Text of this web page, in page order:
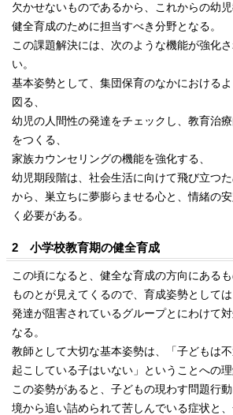
欠かせないものであるから、これからの幼
健全育成のために担当すべき分野となる。
この課題解決には、次のような機能が強化
い。
基本姿勢として、集団保育のなかにおける
図る、
幼児の人間性の発達をチェックし、教育治
をつくる、
家族カウンセリングの機能を強化する、
幼児期段階は、社会生活に向けて飛び立つ
から、巣立ちに夢膨らませる心と、情緒の
く必要がある。
2 小学校教育期の健全育成
この頃になると、健全な育成の方向にある
ものとが見えてくるので、育成姿勢としては
発達が阻害されているグループとにわけて
なる。
教師として大切な基本姿勢は、「子どもは
起こしている子はいない」ということへの理
この姿勢があると、子どもの現わす問題行
境から追い詰められて苦しんでいる症状と